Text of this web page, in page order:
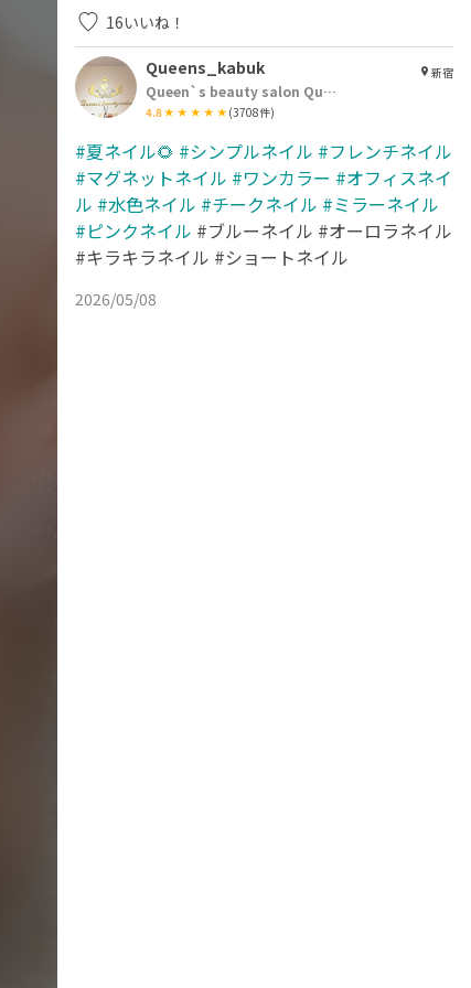
16いいね！
Queens_kabuk
Queen`s beauty salon Queen`s 歌舞伎町店
4.8 (3708件)
新宿
#夏ネイル🌻 #シンプルネイル #フレンチネイル
#マグネットネイル #ワンカラー #オフィスネイ
ル #水色ネイル #チークネイル #ミラーネイル
#ピンクネイル #ブルーネイル #オーロラネイル
#キラキラネイル #ショートネイル
2026/05/08